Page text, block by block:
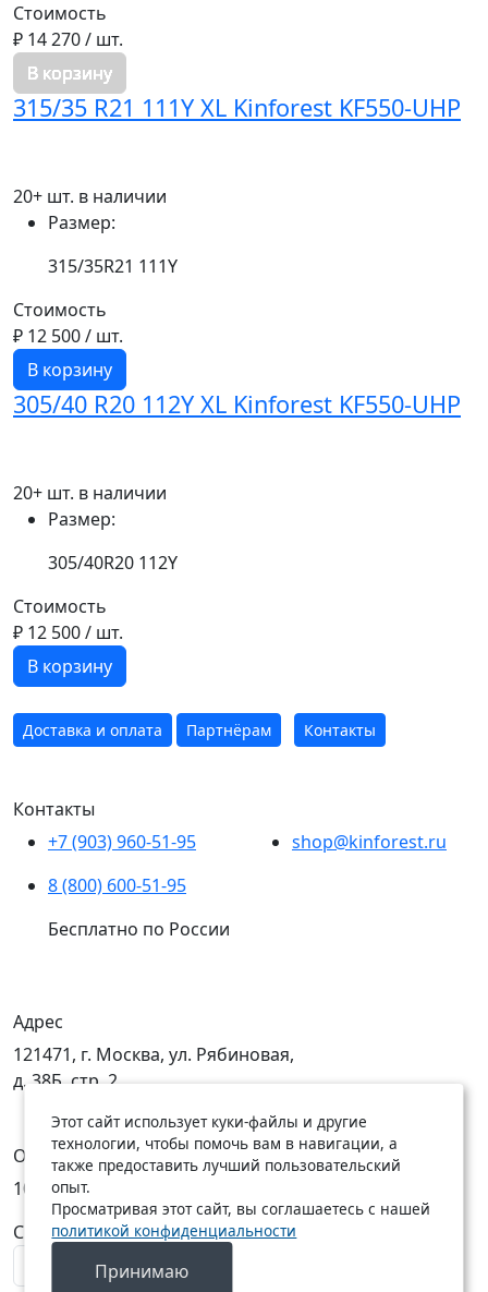
Стоимость
₽ 14 270/ шт.
В корзину
315/35 R21 111Y XL Kinforest KF550-UHP
20+ шт. в наличии
Размер:
315/35R21 111Y
Стоимость
₽ 12 500/ шт.
В корзину
305/40 R20 112Y XL Kinforest KF550-UHP
20+ шт. в наличии
Размер:
305/40R20 112Y
Стоимость
₽ 12 500/ шт.
В корзину
Доставка и оплата Партнёрам Контакты
Контакты
+7 (903) 960-51-95
8 (800) 600-51-95
Бесплатно по России
shop@kinforest.ru
Адрес
121471, г. Москва, ул. Рябиновая,
д. 38Б, стр. 2
Открыты
10:00 — 19:00
C Пн по Пт
C Сб по Вс
Этот сайт использует куки-файлы и другие
технологии, чтобы помочь вам в навигации, а
также предоставить лучший пользовательский
опыт.
Просматривая этот сайт, вы соглашаетесь с нашей
политикой конфиденциальности
Принимаю